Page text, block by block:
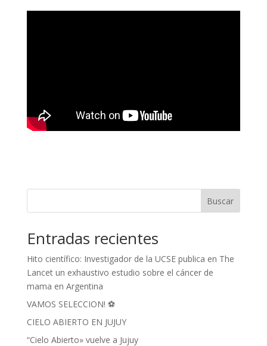
Buscar
Entradas recientes
Hito científico: Investigador de la UCSE publica en The
Lancet un exhaustivo estudio sobre el cáncer de
mama en Argentina
VAMOS SELECCION! ⚽
CIELO ABIERTO EN JUJUY
“Cielo Abierto» vuelve a Jujuy